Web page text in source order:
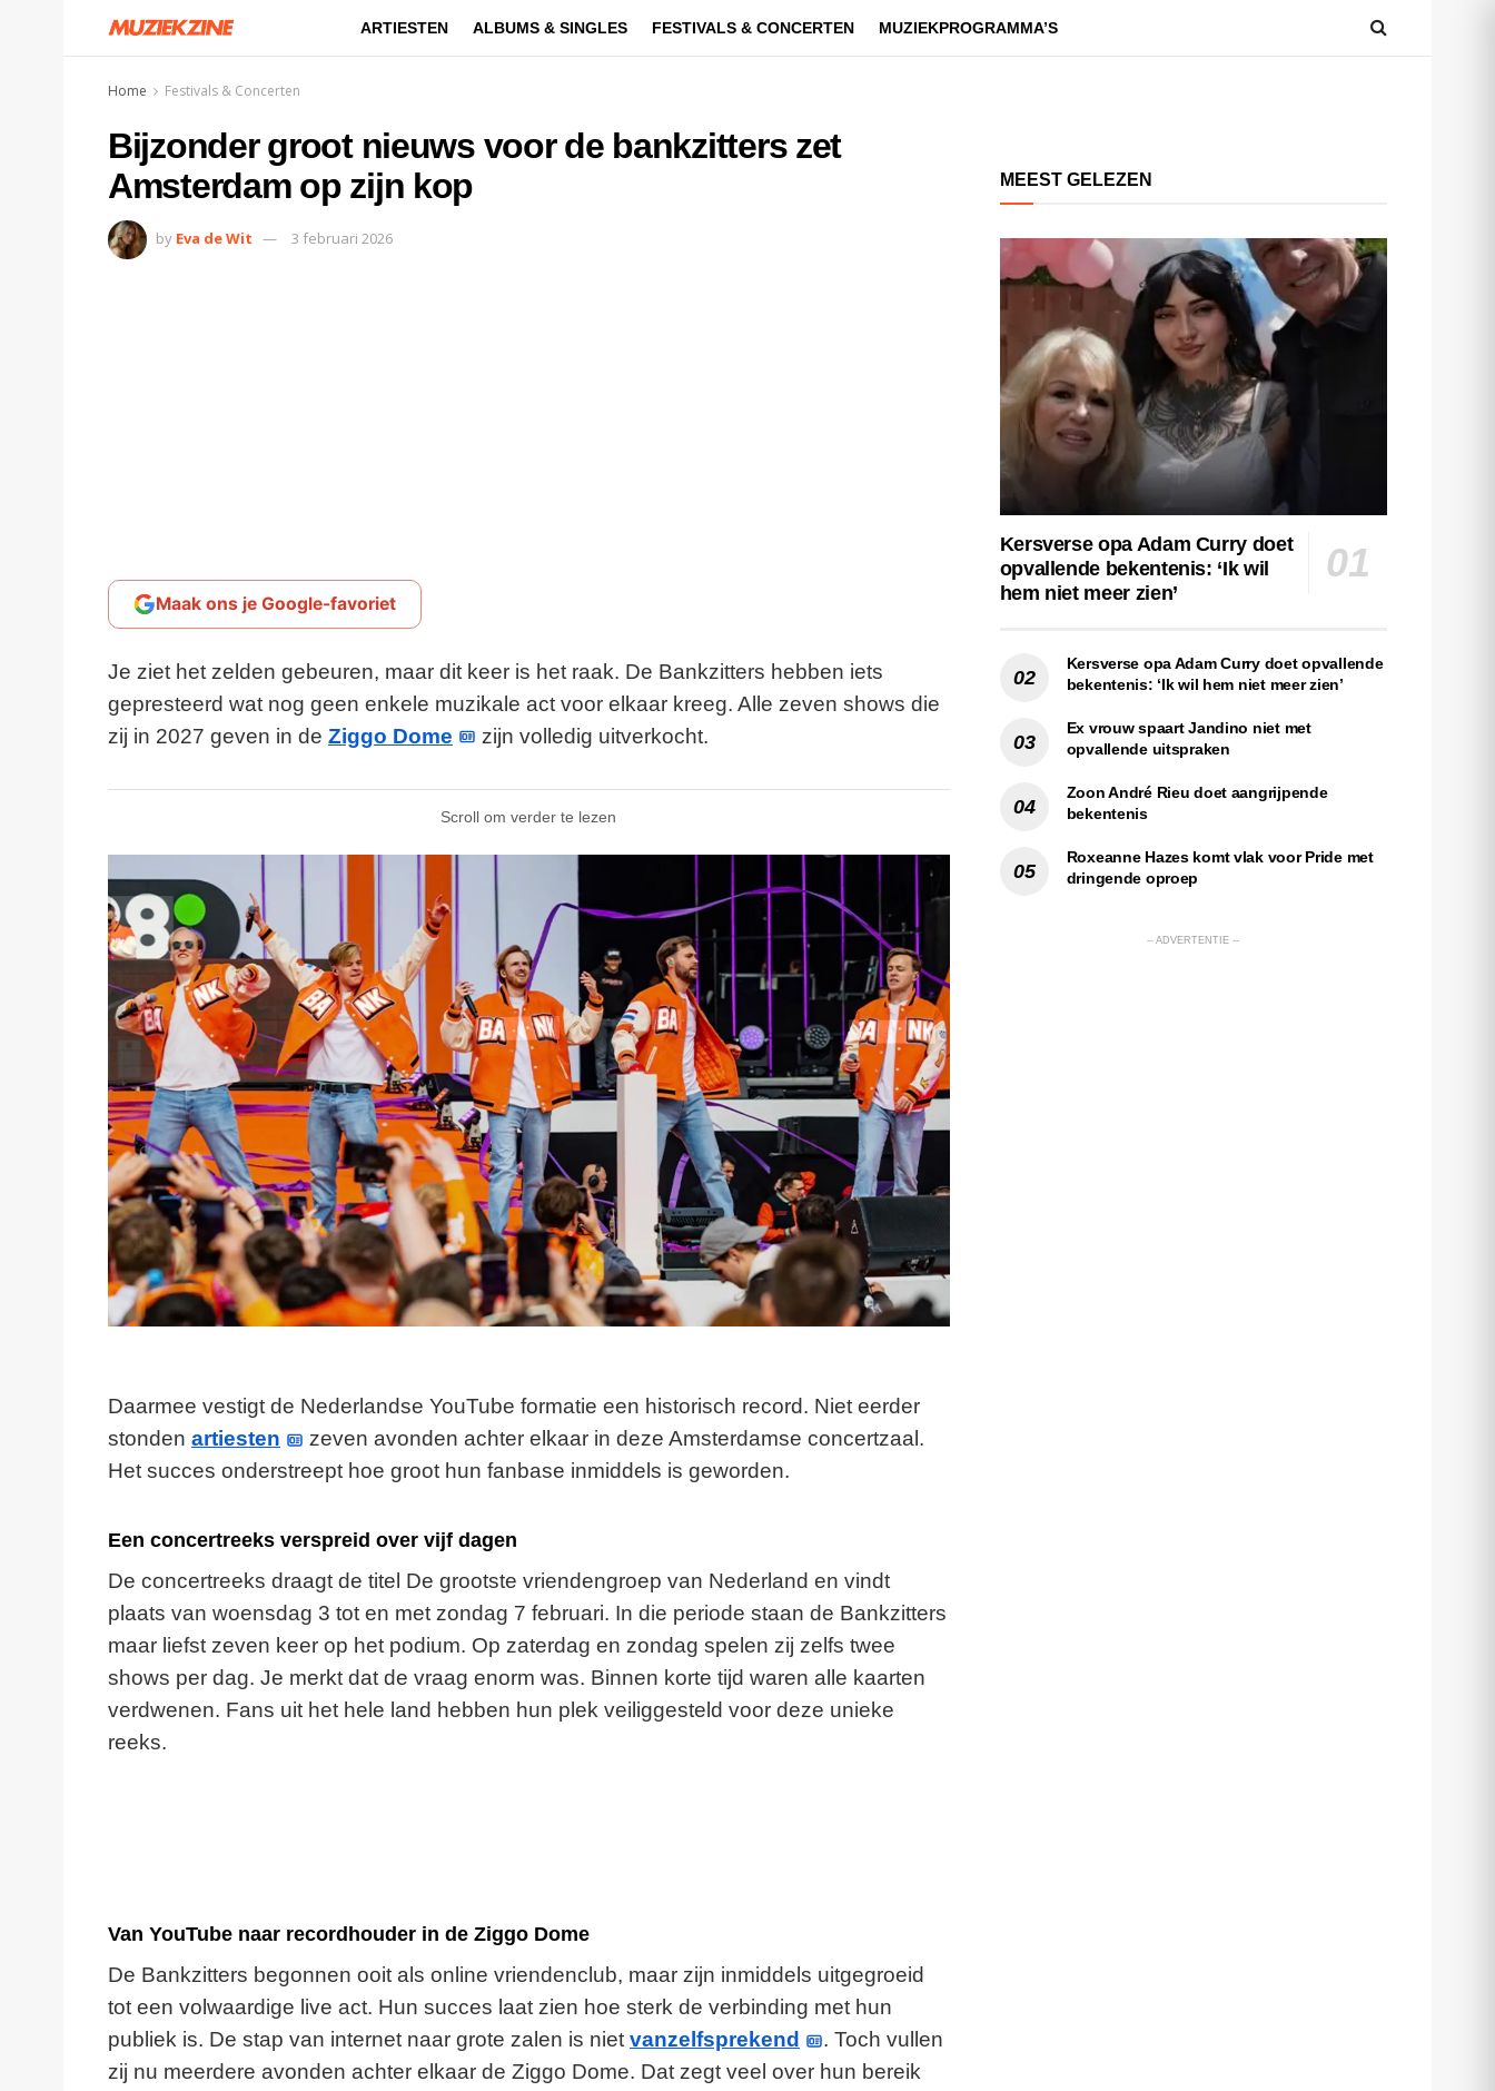
ARTIESTEN ALBUMS & SINGLES FESTIVALS & CONCERTEN MUZIEKPROGRAMMA’S
Home Festivals & Concerten
Bijzonder groot nieuws voor de bankzitters zet
Amsterdam op zijn kop
by Eva de Wit 3 februari 2026
Maak ons je Google-favoriet
Je ziet het zelden gebeuren, maar dit keer is het raak. De Bankzitters hebben iets
gepresteerd wat nog geen enkele muzikale act voor elkaar kreeg. Alle zeven shows die
zij in 2027 geven in de Ziggo Dome zijn volledig uitverkocht.
Scroll om verder te lezen
Daarmee vestigt de Nederlandse YouTube formatie een historisch record. Niet eerder
stonden artiesten
zeven avonden achter elkaar in deze Amsterdamse concertzaal.
Het succes onderstreept hoe groot hun fanbase inmiddels is geworden.
Een concertreeks verspreid over vijf dagen
De concertreeks draagt de titel De grootste vriendengroep van Nederland en vindt
plaats van woensdag 3 tot en met zondag 7 februari. In die periode staan de Bankzitters
maar liefst zeven keer op het podium. Op zaterdag en zondag spelen zij zelfs twee
shows per dag. Je merkt dat de vraag enorm was. Binnen korte tijd waren alle kaarten
verdwenen. Fans uit het hele land hebben hun plek veiliggesteld voor deze unieke
reeks.
Van YouTube naar recordhouder in de Ziggo Dome
De Bankzitters begonnen ooit als online vriendenclub, maar zijn inmiddels uitgegroeid
tot een volwaardige live act. Hun succes laat zien hoe sterk de verbinding met hun
publiek is. De stap van internet naar grote zalen is niet vanzelfsprekend
. Toch vullen
zij nu meerdere avonden achter elkaar de Ziggo Dome. Dat zegt veel over hun bereik
MEEST GELEZEN
Kersverse opa Adam Curry doet
opvallende bekentenis: ‘Ik wil
hem niet meer zien’
Kersverse opa Adam Curry doet opvallende
bekentenis: ‘Ik wil hem niet meer zien’
Ex vrouw spaart Jandino niet met
opvallende uitspraken
Zoon André Rieu doet aangrijpende
bekentenis
Roxeanne Hazes komt vlak voor Pride met
dringende oproep
-- ADVERTENTIE --